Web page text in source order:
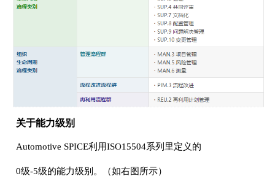
关于能力级别
Automotive SPICE利用ISO15504系列里定义的
0级-5级的能力级别。（如右图所示）